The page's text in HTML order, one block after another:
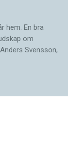
hem. En bra
om
Svensson,